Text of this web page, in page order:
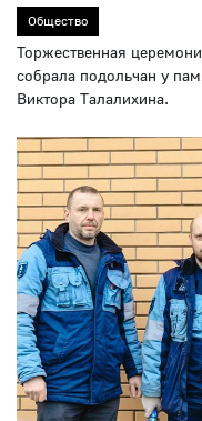
Общество
Торжественная
собрала подольчан у
Виктора Талалихина.